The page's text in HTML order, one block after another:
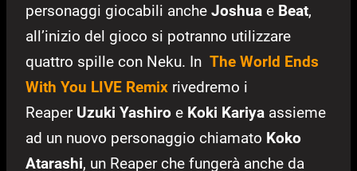
personaggi giocabili anche Joshua e Beat,
all’inizio del gioco si potranno utilizzare
quattro spille con Neku. In The World Ends
With You LIVE Remix rivedremo i
Reaper Uzuki Yashiro e Koki Kariya assieme
ad un nuovo personaggio chiamato Koko
Atarashi, un Reaper che fungerà anche da